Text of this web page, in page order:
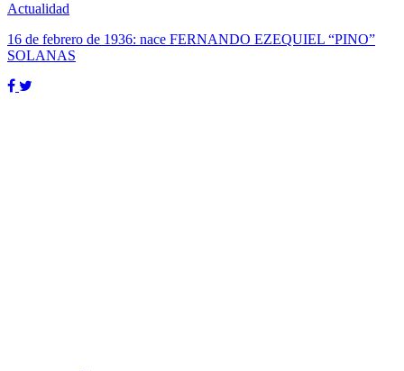
Actualidad
16 de febrero de 1936: nace FERNANDO EZEQUIEL “PINO”
SOLANAS